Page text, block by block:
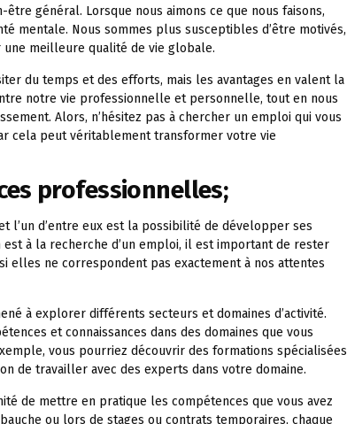
général. Lorsque nous aimons ce que nous faisons,
mentale. Nous sommes plus susceptibles d’être motivés,
meilleure qualité de vie globale.
du temps et des efforts, mais les avantages en valent la
notre vie professionnelle et personnelle, tout en nous
Alors, n’hésitez pas à chercher un emploi qui vous
cela peut véritablement transformer votre vie
professionnelles;
l’un d’entre eux est la possibilité de développer ses
à la recherche d’un emploi, il est important de rester
elles ne correspondent pas exactement à nos attentes
à explorer différents secteurs et domaines d’activité.
et connaissances dans des domaines que vous
vous pourriez découvrir des formations spécialisées
de travailler avec des experts dans votre domaine.
de mettre en pratique les compétences que vous avez
ou lors de stages ou contrats temporaires, chaque